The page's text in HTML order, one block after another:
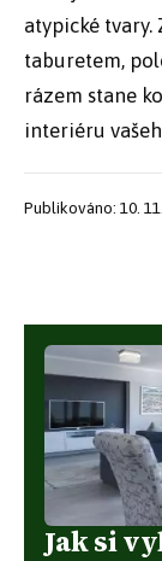
atypické tvary.
taburetem,
rázem stane
interiéru
Publikováno: 10.
Jak si